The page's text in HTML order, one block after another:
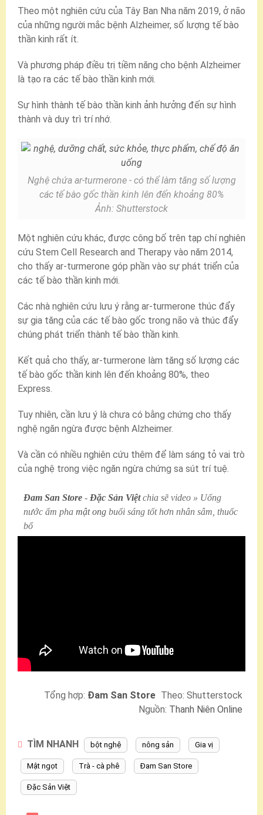
Theo một nghiên cứu của Tây Ban Nha năm 2019, ở não
của những người mắc bệnh Alzheimer, số lượng tế bào
thần kinh rất ít.
Và phương pháp điều trị tiềm năng cho bệnh Alzheimer
là tạo ra các tế bào thần kinh mới.
Sự hình thành tế bào thần kinh ảnh hưởng đến sự hình
thành và duy trì trí nhớ.
Nghệ chứa ar-turmerone - có thể làm tăng số lượng
các tế bào gốc thần kinh lên đến khoảng 80%
Ảnh: Shutterstock
Một nghiên cứu khác, được công bố trên tạp chí nghiên
cứu Stem Cell Research and Therapy vào năm 2014,
cho thấy ar-turmerone góp phần vào sự phát triển của
các tế bào thần kinh mới.
Các nhà nghiên cứu lưu ý rằng ar-turmerone thúc đẩy
sự gia tăng của các tế bào gốc trong não và thúc đẩy
chúng phát triển thành tế bào thần kinh.
Kết quả cho thấy, ar-turmerone làm tăng số lượng các
tế bào gốc thần kinh lên đến khoảng 80%, theo
Express.
Tuy nhiên, cần lưu ý là chưa có bằng chứng cho thấy
nghệ ngăn ngừa được bệnh Alzheimer.
Và cần có nhiều nghiên cứu thêm để làm sáng tỏ vai trò
của nghệ trong việc ngăn ngừa chứng sa sút trí tuệ.
Đam San Store - Đặc Sản Việtchia sẽ video » Uống
nước ấm pha mật ong buổi sáng tốt hơn nhân sâm, thuốc
bổ
Tổng hợp: Đam San Store Theo: Shutterstock
Nguồn: Thanh Niên Online
TÌM NHANH bột nghệ nông sản Gia vị
Mật ngọt Trà - cà phê Đam San Store
Đặc Sản Việt